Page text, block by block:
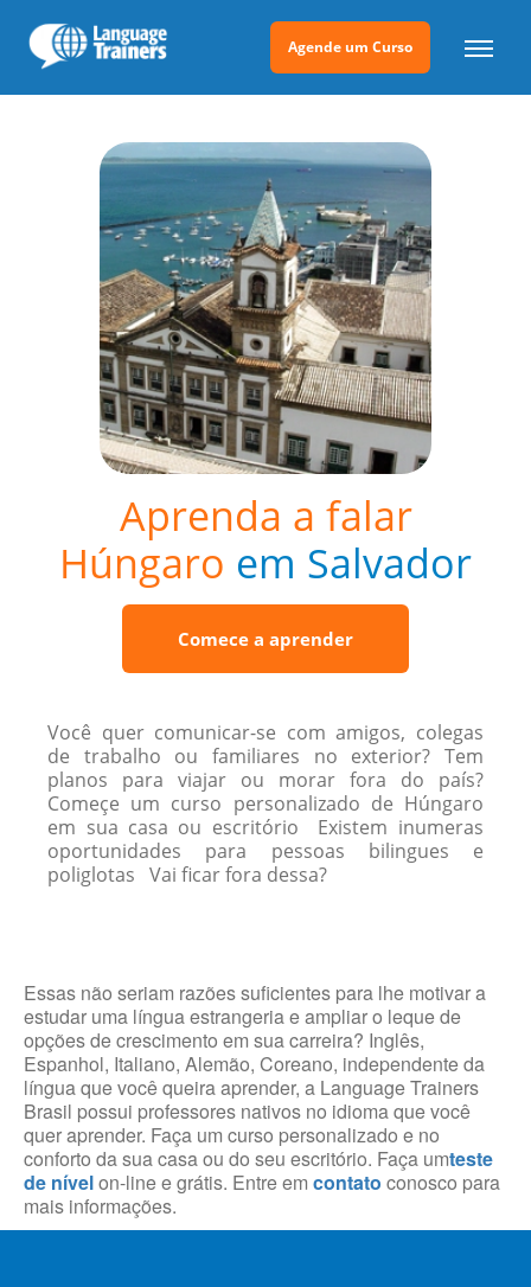
Agende um Curso
Aprenda a falar
Húngaro em Salvador
Comece a aprender
Você quer comunicar-se com amigos, colegas
de trabalho ou familiares no exterior? Tem
planos para viajar ou morar fora do país?
Começe um curso personalizado de Húngaro
em sua casa ou escritório Existem inumeras
oportunidades para pessoas bilingues e
poliglotas Vai ficar fora dessa?
Essas não seriam razões suficientes para lhe motivar a
estudar uma língua estrangeria e ampliar o leque de
opções de crescimento em sua carreira? Inglês,
Espanhol, Italiano, Alemão, Coreano, independente da
língua que você queira aprender, a Language Trainers
Brasil possui professores nativos no idioma que você
quer aprender. Faça um curso personalizado e no
conforto da sua casa ou do seu escritório. Faça umteste
de nívelon-line e grátis. Entre em contato conosco para
mais informações.